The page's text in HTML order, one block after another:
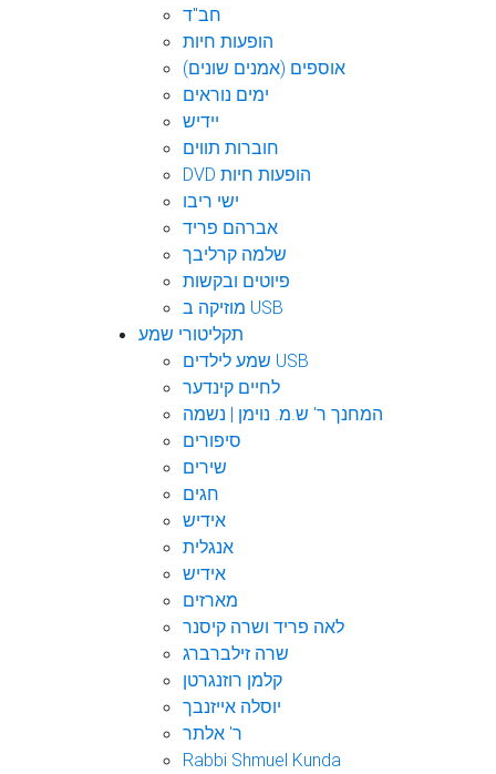
חב"ד
הופעות חיות
אוספים (אמנים שונים)
ימים נוראים
יידיש
חוברות תווים
DVD הופעות חיות
ישי ריבו
אברהם פריד
שלמה קרליבך
פיוטים ובקשות
מוזיקה ב USB
תקליטורי שמע
שמע לילדים USB
לחיים קינדער
המחנך ר' ש.מ. נוימן | נשמה
סיפורים
שירים
חגים
אידיש
אנגלית
אידיש
מארזים
לאה פריד ושרה קיסנר
שרה זילברברג
קלמן רוזנגרטן
יוסלה אייזנבך
ר' אלתר
Rabbi Shmuel Kunda